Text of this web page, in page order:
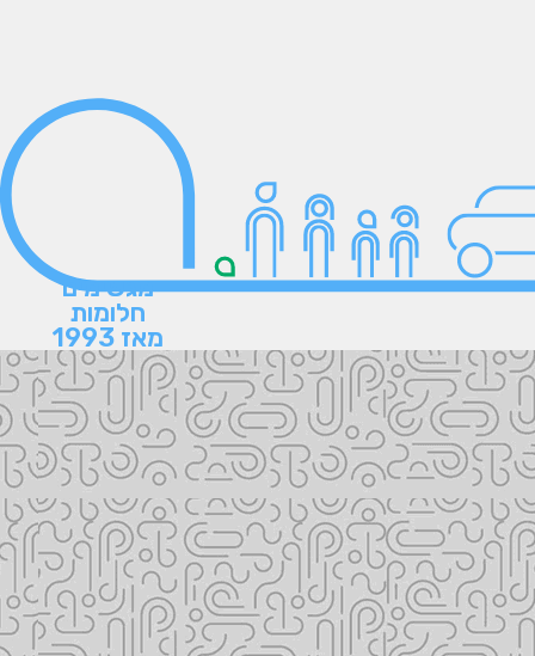
מגשימים
חלומות
מאז 1993